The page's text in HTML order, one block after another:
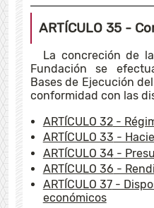
ARTÍCULO 35 -
La concreción de
Fundación se
Bases de Ejecución
conformidad con las
ARTÍCULO 32-
ARTÍCULO 33 -
ARTÍCULO 34-
ARTÍCULO 36 -
ARTÍCULO 37-
económicos